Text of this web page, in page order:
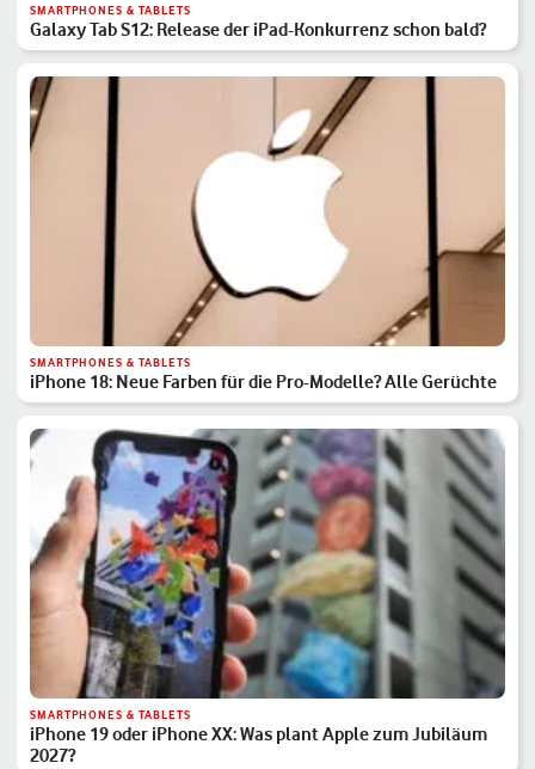
SMARTPHONES & TABLETS
Galaxy Tab S12: Release der iPad-Konkurrenz schon bald?
SMARTPHONES & TABLETS
iPhone 18: Neue Farben für die Pro-Modelle? Alle Gerüchte
SMARTPHONES & TABLETS
iPhone 19 oder iPhone XX: Was plant Apple zum Jubiläum
2027?